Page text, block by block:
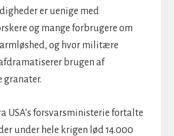
er uenige med
og mange forbrugere om
og hvor militære
brugen af
granater.
USA’s forsvarsministerie fortalte
under hele krigen lød 14.000